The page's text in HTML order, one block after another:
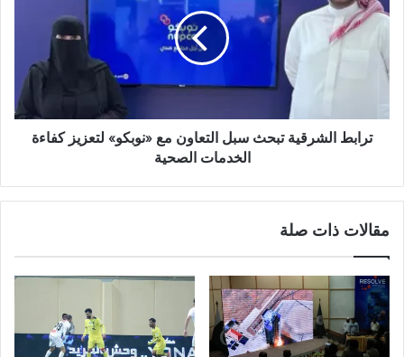
ترابط الشرقية تبحث سبل التعاون مع «نوبكو» لتعزيز كفاءة
الخدمات الصحية
مقالات ذات صلة